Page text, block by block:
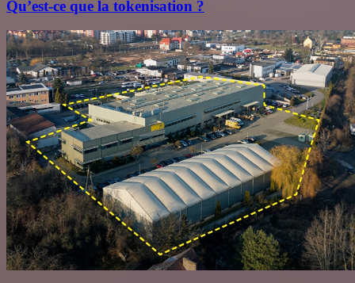
Qu’est‑ce que la tokenisation ?